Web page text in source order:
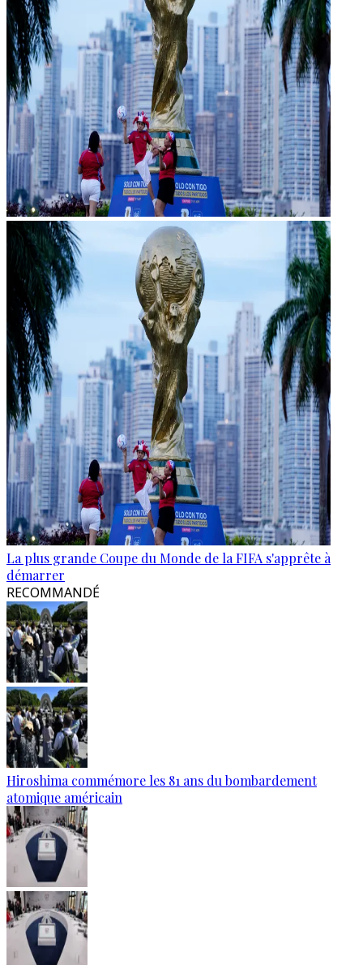
La plus grande Coupe du Monde de la FIFA s'apprête à
démarrer
RECOMMANDÉ
Hiroshima commémore les 81 ans du bombardement
atomique américain